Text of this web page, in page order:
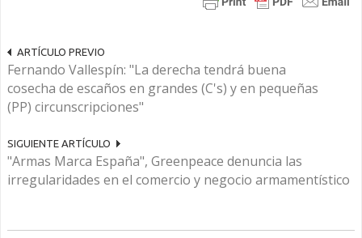
ARTÍCULO PREVIO
Fernando Vallespín: "La derecha tendrá buena
cosecha de escaños en grandes (C's) y en pequeñas
(PP) circunscripciones"
SIGUIENTE ARTÍCULO
"Armas Marca España", Greenpeace denuncia las
irregularidades en el comercio y negocio armamentístico